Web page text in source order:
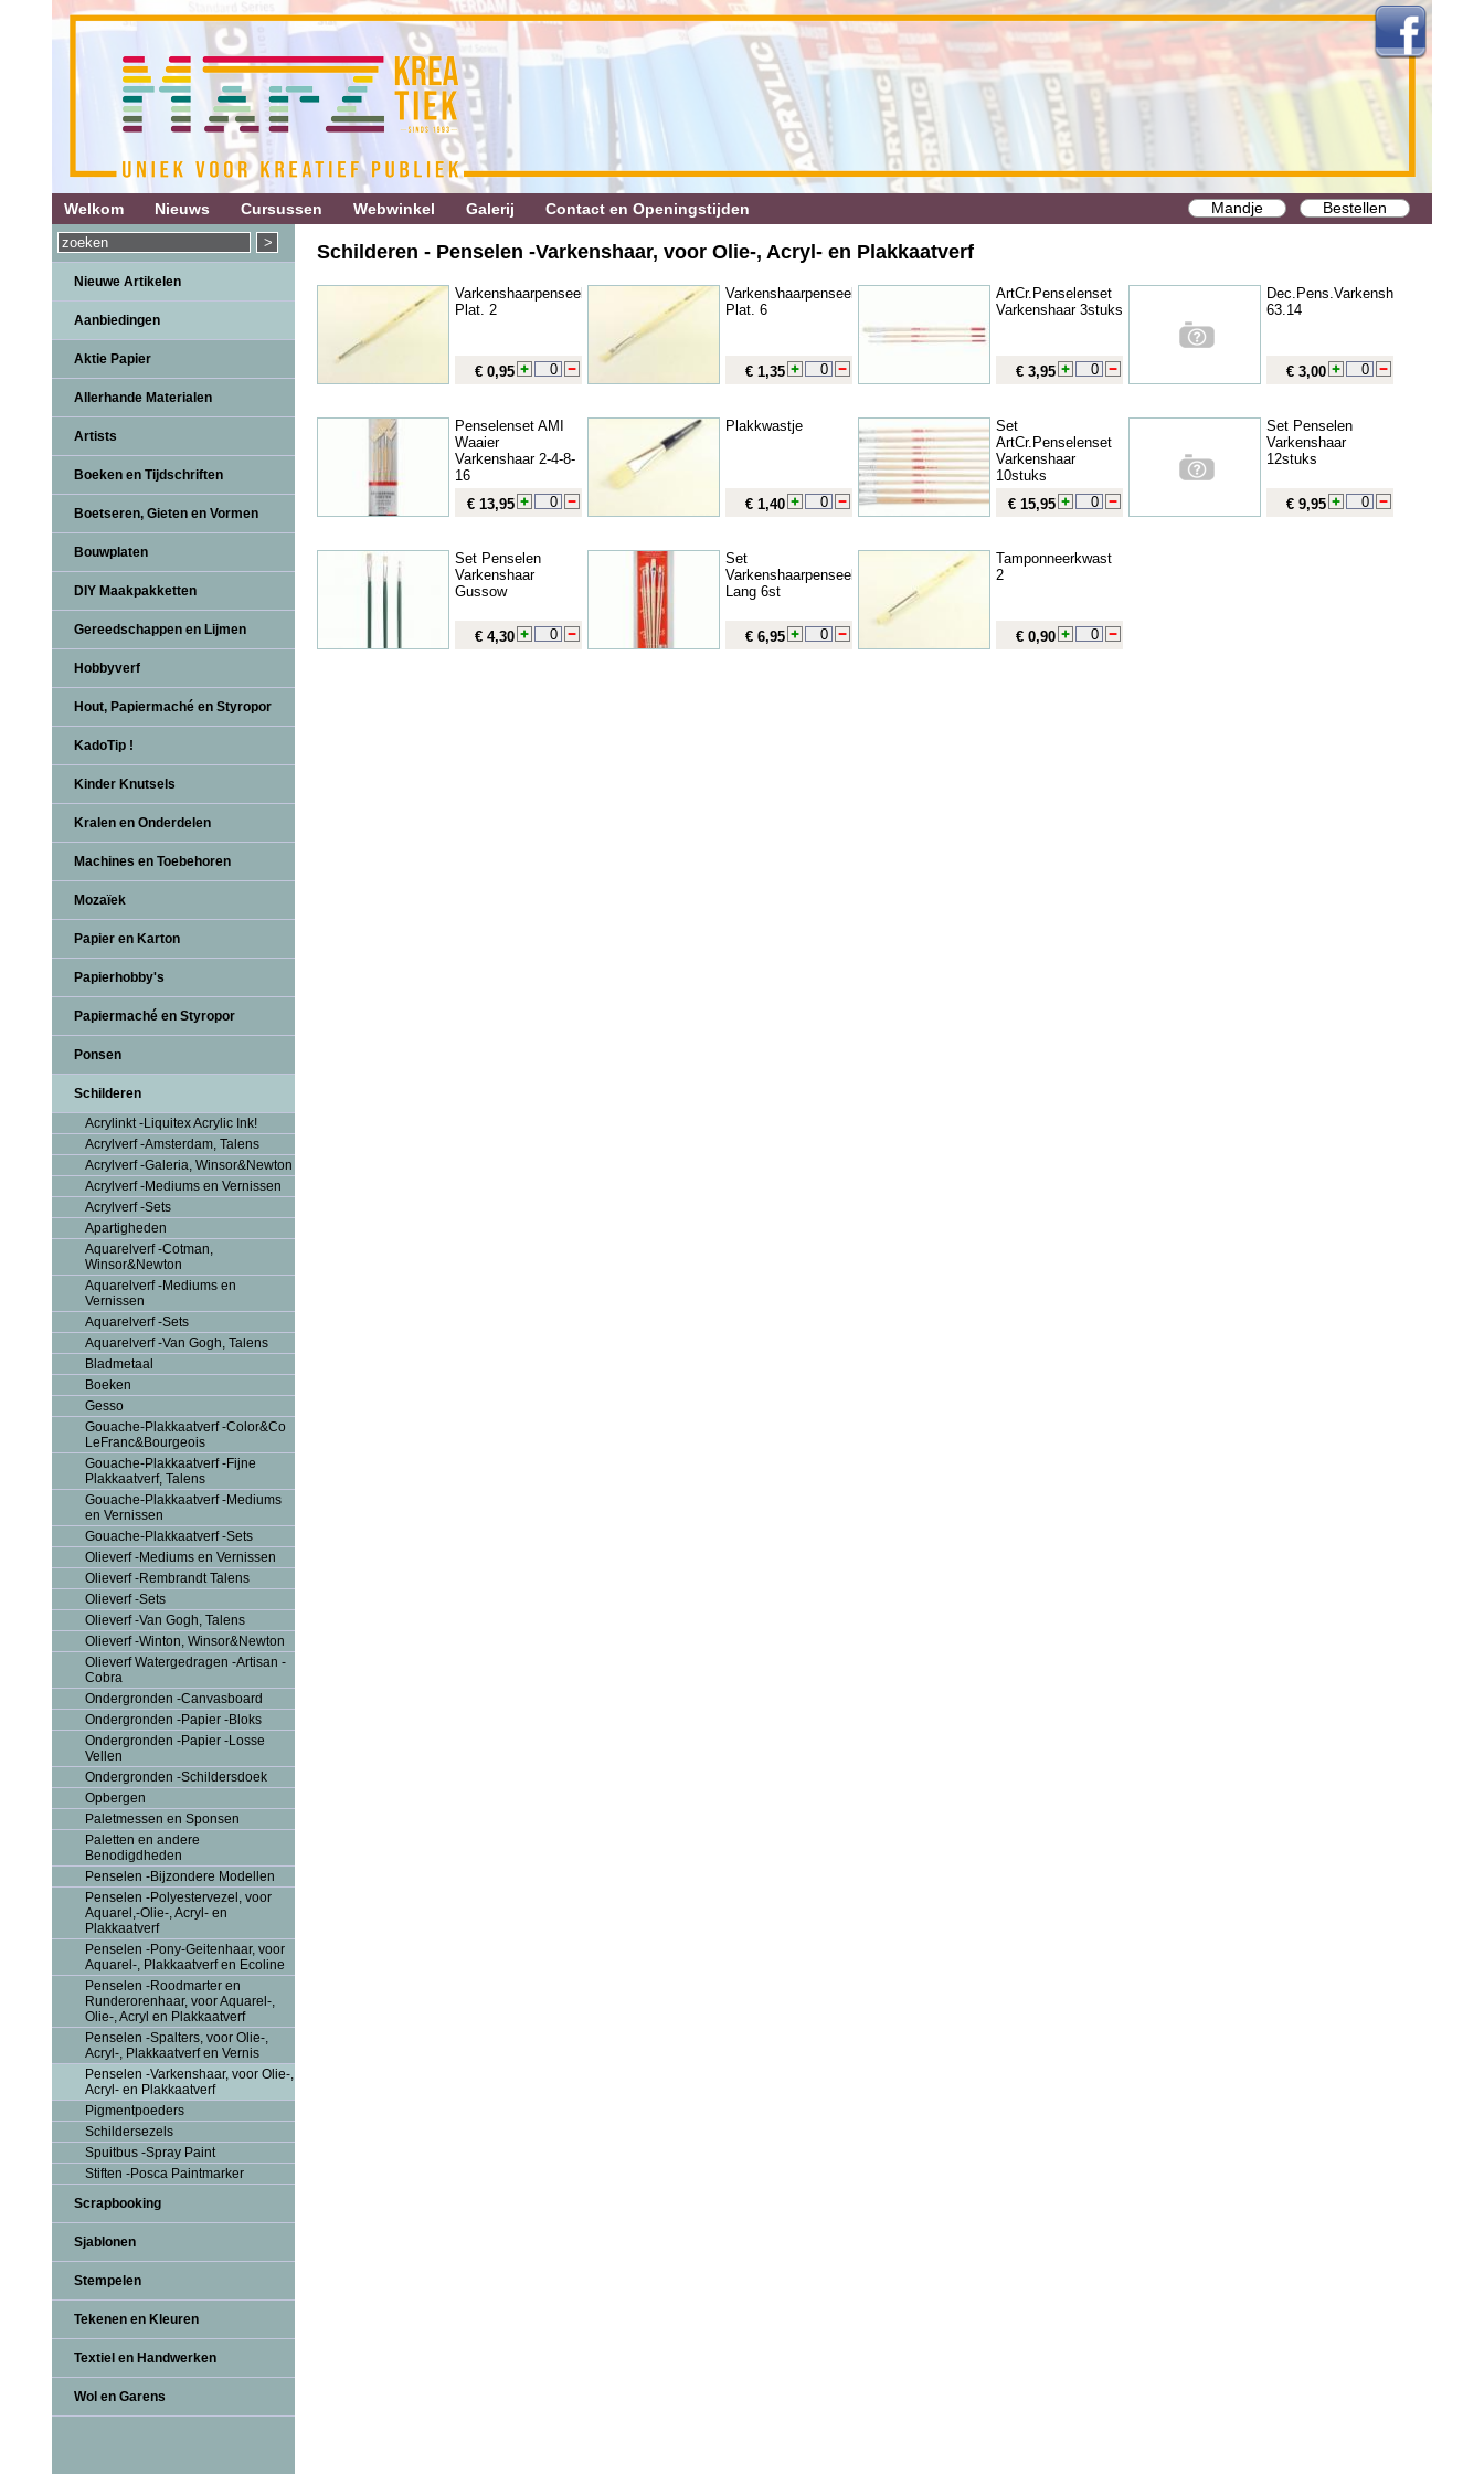
Welkom Nieuws Cursussen Webwinkel Galerij Contact en Openingstijden Mandje Bestellen
Nieuwe Artikelen
Aanbiedingen
Aktie Papier
Allerhande Materialen
Artists
Boeken en Tijdschriften
Boetseren, Gieten en Vormen
Bouwplaten
DIY Maakpakketten
Gereedschappen en Lijmen
Hobbyverf
Hout, Papiermaché en Styropor
KadoTip !
Kinder Knutsels
Kralen en Onderdelen
Machines en Toebehoren
Mozaïek
Papier en Karton
Papierhobby's
Papiermaché en Styropor
Ponsen
Schilderen
Acrylinkt -Liquitex Acrylic Ink!
Acrylverf -Amsterdam, Talens
Acrylverf -Galeria, Winsor&Newton
Acrylverf -Mediums en Vernissen
Acrylverf -Sets
Apartigheden
Aquarelverf -Cotman,
Winsor&Newton
Aquarelverf -Mediums en
Vernissen
Aquarelverf -Sets
Aquarelverf -Van Gogh, Talens
Bladmetaal
Boeken
Gesso
Gouache-Plakkaatverf -Color&Co
LeFranc&Bourgeois
Gouache-Plakkaatverf -Fijne
Plakkaatverf, Talens
Gouache-Plakkaatverf -Mediums
en Vernissen
Gouache-Plakkaatverf -Sets
Olieverf -Mediums en Vernissen
Olieverf -Rembrandt Talens
Olieverf -Sets
Olieverf -Van Gogh, Talens
Olieverf -Winton, Winsor&Newton
Olieverf Watergedragen -Artisan -
Cobra
Ondergronden -Canvasboard
Ondergronden -Papier -Bloks
Ondergronden -Papier -Losse
Vellen
Ondergronden -Schildersdoek
Opbergen
Paletmessen en Sponsen
Paletten en andere
Benodigdheden
Penselen -Bijzondere Modellen
Penselen -Polyestervezel, voor
Aquarel,-Olie-, Acryl- en
Plakkaatverf
Penselen -Pony-Geitenhaar, voor
Aquarel-, Plakkaatverf en Ecoline
Penselen -Roodmarter en
Runderorenhaar, voor Aquarel-,
Olie-, Acryl en Plakkaatverf
Penselen -Spalters, voor Olie-,
Acryl-, Plakkaatverf en Vernis
Penselen -Varkenshaar, voor Olie-,
Acryl- en Plakkaatverf
Pigmentpoeders
Schildersezels
Spuitbus -Spray Paint
Stiften -Posca Paintmarker
Scrapbooking
Sjablonen
Stempelen
Tekenen en Kleuren
Textiel en Handwerken
Wol en Garens
Schilderen - Penselen ‐Varkenshaar, voor Olie‐, Acryl‐ en Plakkaatverf
Varkenshaarpenseel
Plat. 2
€ 0,95
Varkenshaarpenseel
Plat. 6
€ 1,35
ArtCr.Penselenset
Varkenshaar 3stuks
€ 3,95
Dec.Pens.Varkenshaar
63.14
€ 3,00
Penselenset AMI
Waaier
Varkenshaar 2-4-8-
16
€ 13,95
Plakkwastje
€ 1,40
Set
ArtCr.Penselenset
Varkenshaar
10stuks
€ 15,95
Set Penselen
Varkenshaar
12stuks
€ 9,95
Set Penselen
Varkenshaar
Gussow
€ 4,30
Set
Varkenshaarpenseel
Lang 6st
€ 6,95
Tamponneerkwast
2
€ 0,90